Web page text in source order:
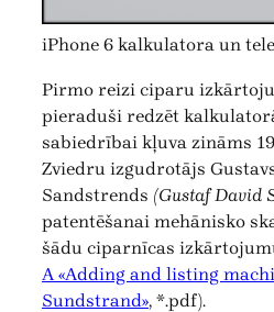
iPhone 6 kalkulatora un
Pirmo reizi ciparu
pieraduši redzēt
sabiedrībai kļuva zināms
Zviedru izgudrotājs
Sandstrends (Gustaf David
patentēšanai mehānisko
šādu ciparnīcas
A «Adding and listing
Sundstrand», *.pdf).